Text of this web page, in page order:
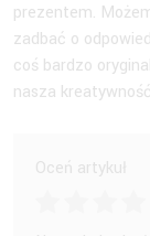
prezentem.
zadbać o
coś bardzo
nasza
Oceń artykuł